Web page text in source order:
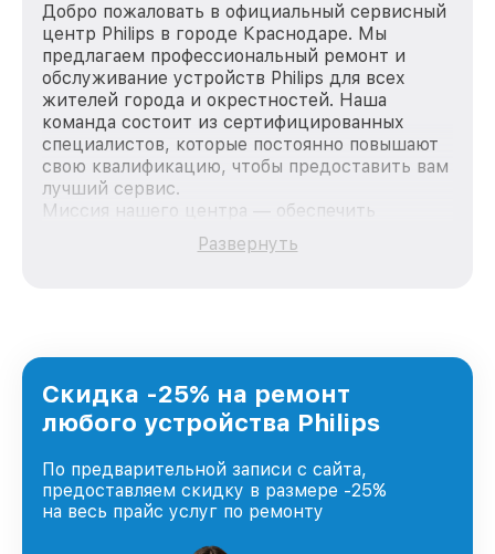
Добро пожаловать в официальный сервисный
центр Philips в городе Краснодаре. Мы
предлагаем профессиональный ремонт и
обслуживание устройств Philips для всех
жителей города и окрестностей. Наша
команда состоит из сертифицированных
специалистов, которые постоянно повышают
свою квалификацию, чтобы предоставить вам
лучший сервис.
Миссия нашего центра — обеспечить
качественный и доступный ремонт для
каждого пользователя продукции Philips, вне
Краснодаре, постоянно повышая уровень
доверия и лояльности наших клиентов.
Развернуть
Скидка -25% на ремонт
любого устройства Philips
По предварительной записи с сайта,
предоставляем скидку в размере -25%
на весь прайс услуг по ремонту